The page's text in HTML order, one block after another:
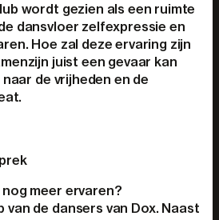
wordt gezien als een ruimte
dansvloer zelfexpressie en
Hoe zal deze ervaring zijn
juist een gevaar kan
de vrijheden en de
nog meer ervaren?
van de dansers van Dox. Naast